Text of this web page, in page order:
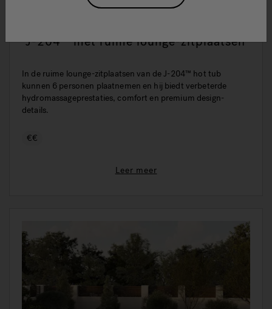
J-204™ met ruime lounge-zitplaatsen
In de ruime lounge-zitplaatsen van de J-204™ hot tub
kunnen 6 personen plaatnemen en hij biedt verbeterde
hydromassageprestaties, comfort en premium design-
details.
€€
Leer meer